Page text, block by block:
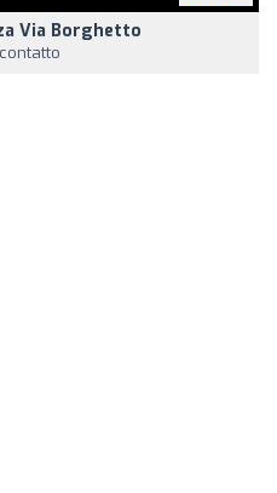
Via Borghetto